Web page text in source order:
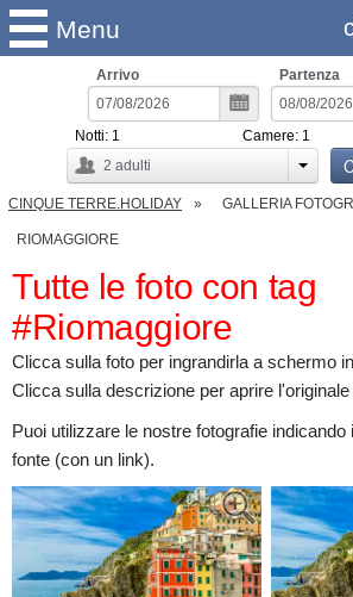
Menu
Arrivo Partenza
2 adulti
Notti: 1 Camere: 1
CINQUE TERRE.HOLIDAY GALLERIA
RIOMAGGIORE
Tutte le foto con tag
#Riomaggiore
Clicca sulla foto per ingrandirla a schermo
Clicca sulla descrizione per aprire
Puoi utilizzare le nostre fotografie
fonte (con un link).